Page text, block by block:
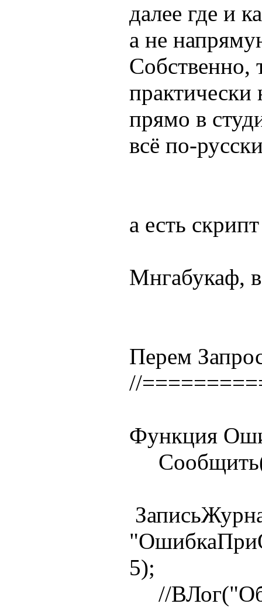
далее где и
а не
Собственно,
прямо в
всё по-
а есть
Мнгабукаф,
Перем
//
Функция
5);
//